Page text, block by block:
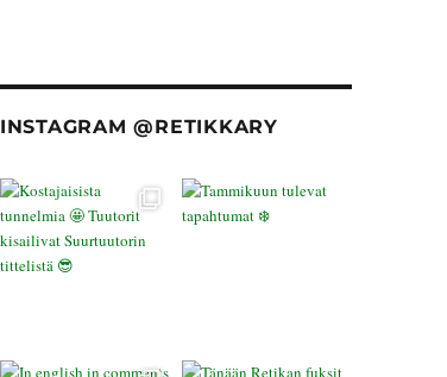
INSTAGRAM @RETIKKARY